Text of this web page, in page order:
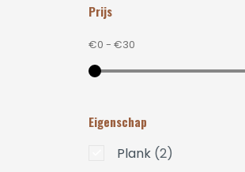
Prijs
€0 - €30
Eigenschap
Plank (2)